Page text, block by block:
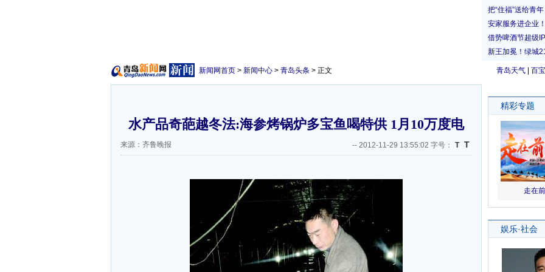
青岛天气 百
新闻网首页 > 新闻中心 > 青岛头条 > 正文
水产品奇葩越冬法:海参烤锅炉多宝鱼喝特供 1月10万度电
来源：齐鲁晚报 -- 2012-11-29 13:55:02 字号： T T